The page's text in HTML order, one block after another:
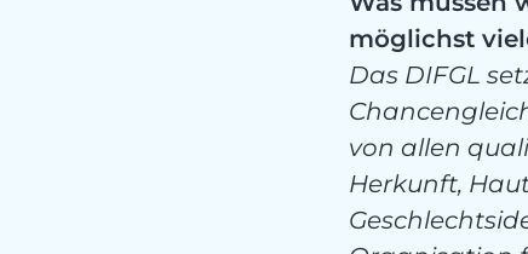
möglichst
Das DIFGL
von allen
Herkunft,